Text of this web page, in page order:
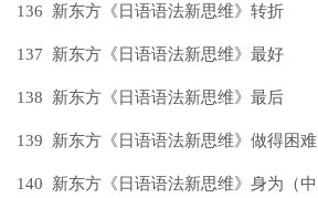
136 新东方《日语语法新思维》转折
137 新东方《日语语法新思维》最好
138 新东方《日语语法新思维》最后
139 新东方《日语语法新思维》做得困难
140 新东方《日语语法新思维》身为（中